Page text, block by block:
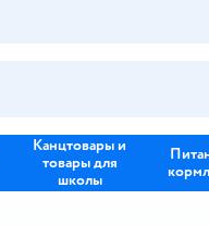
Канцтовары и
товары для
школы